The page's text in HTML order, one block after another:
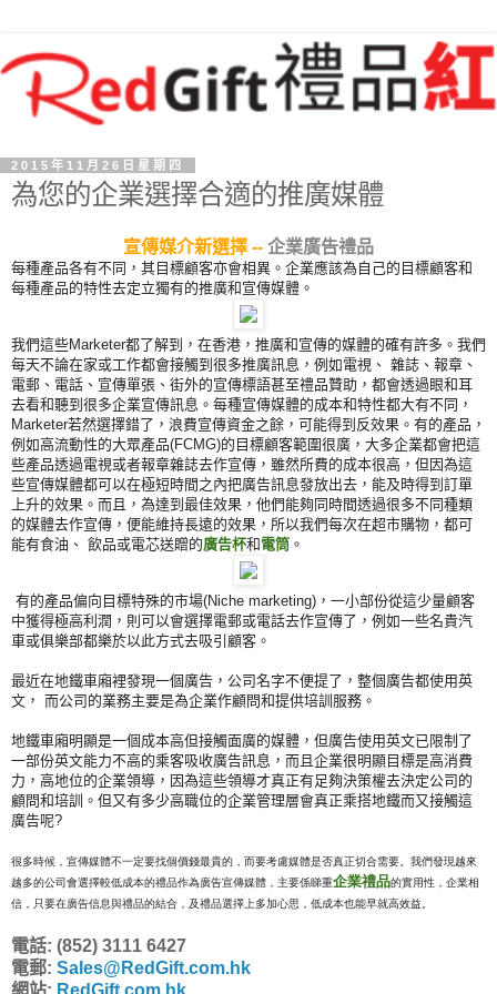
2015年11月26日星期四
為您的企業選擇合適的推廣媒體
宣傳媒介新選擇 -- 企業廣告禮品
每種產品各有不同，其目標顧客亦會相異。企業應該為自己的目標顧客和
每種產品的特性去定立獨有的推廣和宣傳媒體。
我們這些Marketer都了解到，在香港，推廣和宣傳的媒體的確有許多。我們
每天不論在家或工作都會接觸到很多推廣訊息，例如電視、 雜誌、報章、
電郵、電話、宣傳單張、街外的宣傳標語甚至禮品贊助，都會透過眼和耳
去看和聽到很多企業宣傳訊息。每種宣傳媒體的成本和特性都大有不同，
Marketer若然選擇錯了，浪費宣傳資金之餘，可能得到反效果。有的產品，
例如高流動性的大眾產品(FCMG)的目標顧客範圍很廣，大多企業都會把這
些產品透過電視或者報章雜誌去作宣傳，雖然所費的成本很高，但因為這
些宣傳媒體都可以在極短時間之內把廣告訊息發放出去，能及時得到訂單
上升的效果。而且，為達到最佳效果，他們能夠同時間透過很多不同種類
的媒體去作宣傳，便能維持長遠的效果，所以我們每次在超市購物，都可
能有食油、 飲品或電芯送贈的廣告杯和 電筒 。
有的產品偏向目標特殊的市場(Niche marketing) ，一小部份從這少量顧客
中獲得極高利潤，則可以會選擇電郵或電話去作宣傳了，例如一些名貴汽
車或俱樂部都樂於以此方式去吸引顧客。
最近在地鐵車廂裡發現一個廣告，公司名字不便提了，整個廣告都使用英
文， 而公司的業務主要是為企業作顧問和提供培訓服務。
地鐵車廂明顯是一個成本高但接觸面廣的媒體，但廣告使用英文已限制了
一部份英文能力不高的乘客吸收廣告訊息，而且企業很明顯目標是高消費
力，高地位的企業領導，因為這些領導才真正有足夠決策權去決定公司的
顧問和培訓。但又有多少高職位的企業管理層會真正乘搭地鐵而又接觸這
廣告呢?
很多時候，宣傳媒體不一定要找個價錢最貴的，而要考慮媒體是否真正切合需要。我們發現越來
越多的公司會選擇較低成本的禮品作為廣告宣傳媒體，主要係睇重企業禮品的實用性，企業相
信，只要在廣告信息與禮品的結合，及禮品選擇上多加心思，低成本也能早就高效益。
電話: (852) 3111 6427
電郵: Sales@RedGift.com.hk